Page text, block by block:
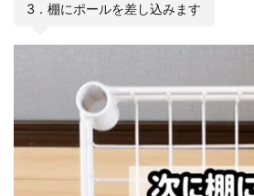
3．棚にポールを差し込みます